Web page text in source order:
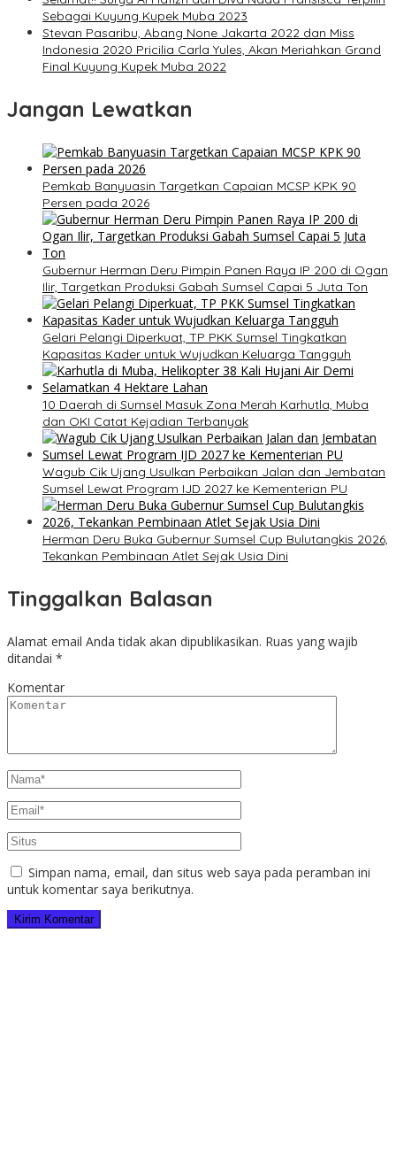
Sebagai Kuyung Kupek Muba 2023
Stevan Pasaribu, Abang None Jakarta 2022 dan Miss
Indonesia 2020 Pricilia Carla Yules, Akan Meriahkan Grand
Final Kuyung Kupek Muba 2022
Jangan Lewatkan
Pemkab Banyuasin Targetkan Capaian MCSP KPK 90
Persen pada 2026
Gubernur Herman Deru Pimpin Panen Raya IP 200 di Ogan
Ilir, Targetkan Produksi Gabah Sumsel Capai 5 Juta Ton
Gelari Pelangi Diperkuat, TP PKK Sumsel Tingkatkan
Kapasitas Kader untuk Wujudkan Keluarga Tangguh
10 Daerah di Sumsel Masuk Zona Merah Karhutla, Muba
dan OKI Catat Kejadian Terbanyak
Wagub Cik Ujang Usulkan Perbaikan Jalan dan Jembatan
Sumsel Lewat Program IJD 2027 ke Kementerian PU
Herman Deru Buka Gubernur Sumsel Cup Bulutangkis 2026,
Tekankan Pembinaan Atlet Sejak Usia Dini
Tinggalkan Balasan
Alamat email Anda tidak akan dipublikasikan. Ruas yang wajib
ditandai *
Komentar
Simpan nama, email, dan situs web saya pada peramban ini
untuk komentar saya berikutnya.